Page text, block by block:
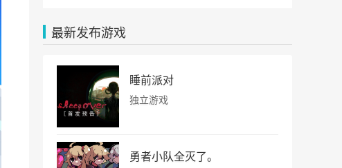
最新发布游戏
睡前派对
独立游戏
勇者小队全灭了。